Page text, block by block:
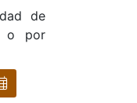
de
o por